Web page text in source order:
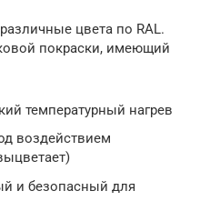
цвета по RAL.
покраски, имеющий
температурный нагрев
воздействием
и безопасный для